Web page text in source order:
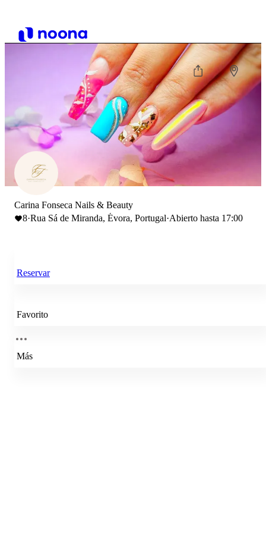
Carina Fonseca Nails & Beauty
8·Rua Sá de Miranda, Évora, Portugal·Abierto hasta 17:00
Reservar
Favorito
Más